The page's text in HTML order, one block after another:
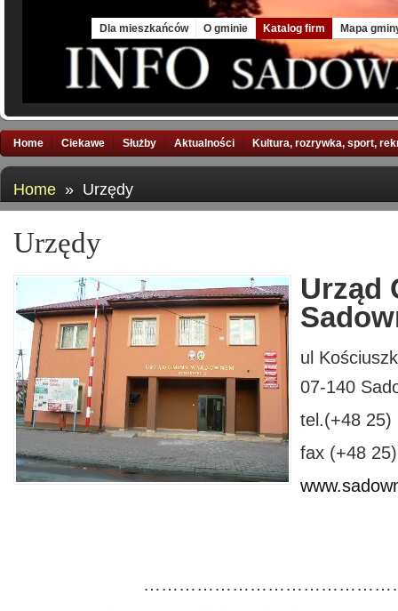
Dla mieszkańców O gminie Katalog firm Mapa
Home Ciekawe Służby Aktualności Kultura, rozrywka, sport,
Home » Urzędy
Urzędy
Urząd
ul
07-140
tel.(+48 25)
fax (+48